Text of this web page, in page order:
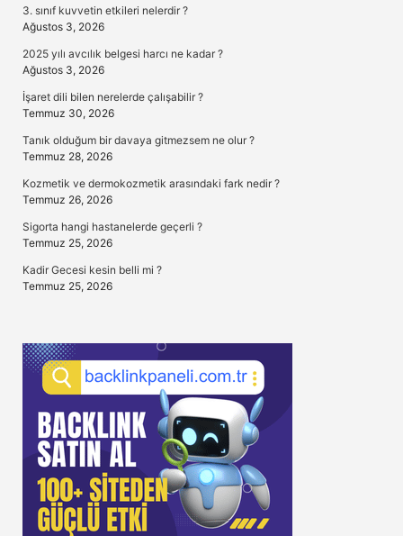
3. sınıf kuvvetin etkileri nelerdir ?
Ağustos 3, 2026
2025 yılı avcılık belgesi harcı ne kadar ?
Ağustos 3, 2026
İşaret dili bilen nerelerde çalışabilir ?
Temmuz 30, 2026
Tanık olduğum bir davaya gitmezsem ne olur ?
Temmuz 28, 2026
Kozmetik ve dermokozmetik arasındaki fark nedir ?
Temmuz 26, 2026
Sigorta hangi hastanelerde geçerli ?
Temmuz 25, 2026
Kadir Gecesi kesin belli mi ?
Temmuz 25, 2026